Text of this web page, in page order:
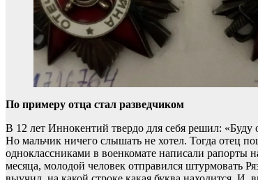
По примеру отца стал разведчиком
В 12 лет Иннокентий твердо для себя решил:
Но мальчик ничего слышать не хотел. Тогда отец
одноклассниками в военкомате написали
месяца, молодой человек отправился штурмовать